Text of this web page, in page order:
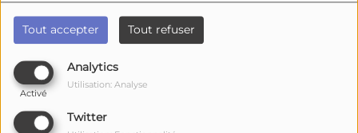
Tout accepter Tout refuser
Analytics
Activé
Utilisation: Analyse
Twitter